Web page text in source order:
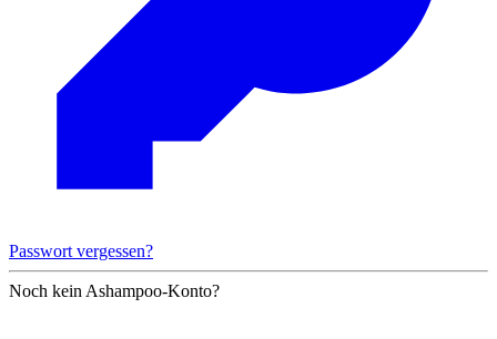
Passwort vergessen?
Noch kein Ashampoo-Konto?